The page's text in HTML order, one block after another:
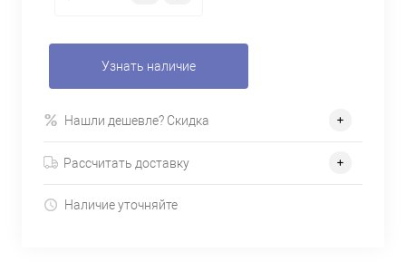
Узнать наличие
Нашли дешевле? Скидка
Рассчитать доставку
Наличие уточняйте